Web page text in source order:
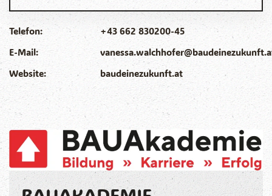
Telefon:
+43 662 830200-45
E-Mail:
Website:
baudeinezukunft.at